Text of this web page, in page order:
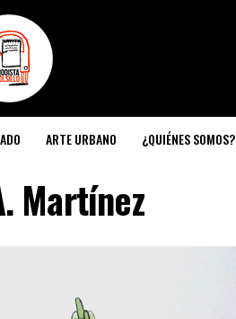
ARTE URBANO ¿QUIÉNES SOMOS?
Martínez